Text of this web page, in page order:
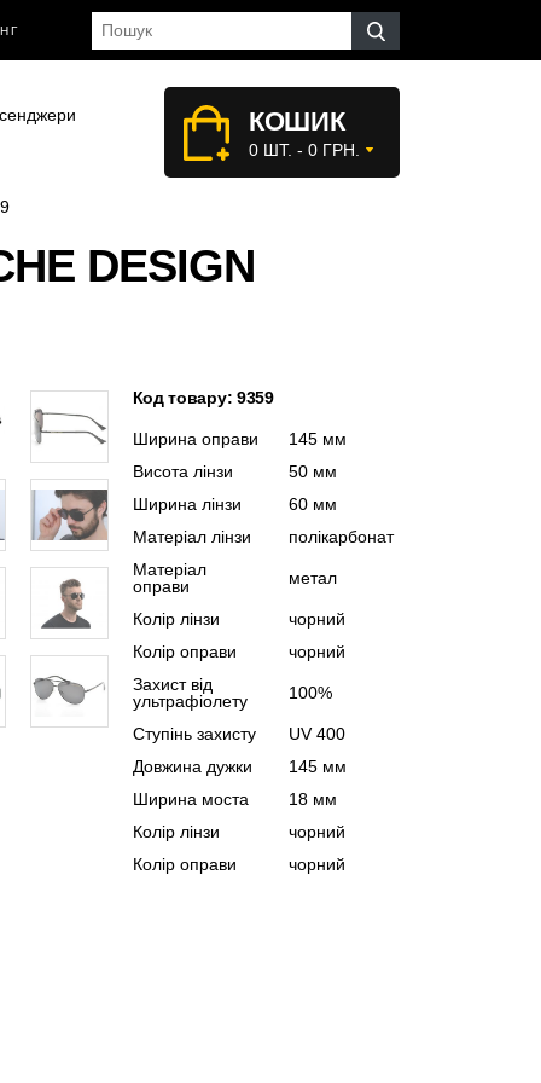
КОШИК
0 ШТ. - 0 ГРН.
DESIGN
Код товару: 9359
Ширина оправи
145 мм
Висота лінзи
50 мм
Ширина лінзи
60 мм
Матеріал лінзи
полікарбонат
Матеріал
оправи
метал
Колір лінзи
чорний
Колір оправи
чорний
Захист від
ультрафіолету
100%
Ступінь захисту
UV 400
Довжина дужки
145 мм
Ширина моста
18 мм
Колір лінзи
чорний
Колір оправи
чорний